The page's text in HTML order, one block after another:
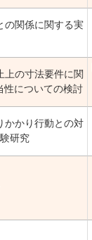
の関係に関する実
上の寸法要件に関
性についての検討
かかり行動との対
研究